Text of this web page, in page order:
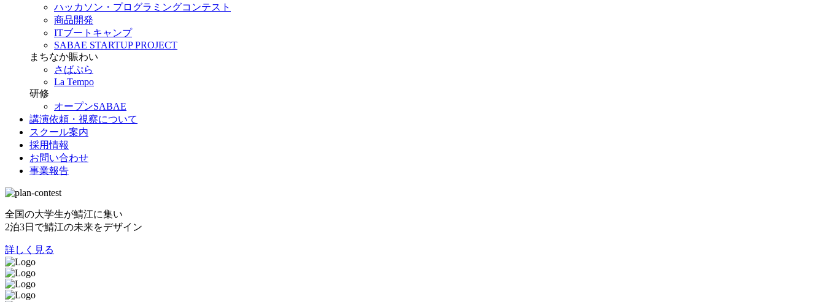
ハッカソン・プログラミングコンテスト
商品開発
ITブートキャンプ
SABAE STARTUP PROJECT
まちなか賑わい
さばぷら
La Tempo
研修
オープンSABAE
講演依頼・視察について
スクール案内
採用情報
お問い合わせ
事業報告
全国の大学生が鯖江に集い
2泊3日で鯖江の未来をデザイン
詳しく見る